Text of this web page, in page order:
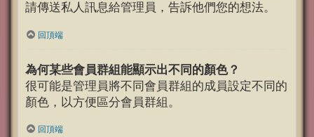
請傳送私人訊息給管理員，告訴他們您的想法。
回頂端
為何某些會員群組能顯示出不同的顏色？
很可能是管理員將不同會員群組的成員設定不同的
顏色，以方便區分會員群組。
回頂端